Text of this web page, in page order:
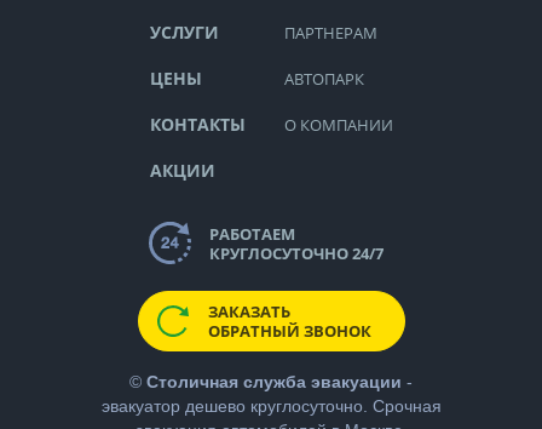
УСЛУГИ
ЦЕНЫ
КОНТАКТЫ
АКЦИИ
ПАРТНЕРАМ
АВТОПАРК
О КОМПАНИИ
РАБОТАЕМ
КРУГЛОСУТОЧНО 24/7
ЗАКАЗАТЬ
ОБРАТНЫЙ ЗВОНОК
© Столичная служба эвакуации -
эвакуатор дешевокруглосуточно. Срочная